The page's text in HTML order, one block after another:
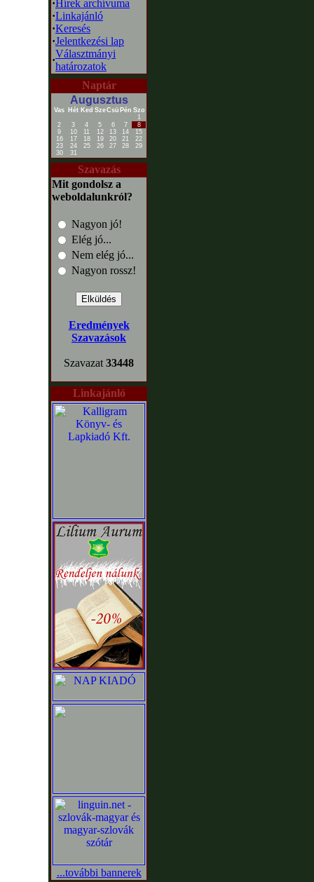
·Hírek archívuma
·Linkajánló
·Keresés
·Jelentkezési lap
·
Választmányi
határozatok
Naptár
Augusztus
Vas Hét Ked SzeCsü Pén Szo
1
2
3 4 5 6 7
8
9
10 11 12 13 14
15
16
17 18 19 20 21
22
23
24 25 26 27 28
29
30
31
Szavazás
Mit gondolsz a
weboldalunkról?
Nagyon jó!
Elég jó...
Nem elég jó...
Nagyon rossz!
Eredmények
Szavazások
Szavazat 33448
Linkajánló
...további bannerek